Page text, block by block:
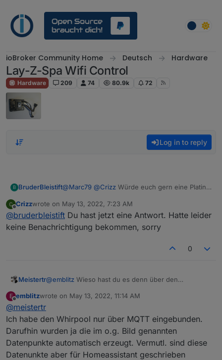
ioBroker Community Home Deutsch Hardware
Lay-Z-Spa Wifi Control
Hardware 209 74 80.9k 72
Log in to reply
B BruderBleistift@Marc79 @Crizz Würde euch gern eine Platine
Nachrichten bei euch nicht anzukommen?
Offline
Crizzwrote on May 13, 2022, 7:23 AM
last edited by
@bruderbleistift Du hast jetzt eine Antwort. Hatte leider
keine Benachrichtigung bekommen, sorry
0
Meistertr@emblitz Wieso hast du es denn über den
direkt über den mqtt adapter..
E
Offline
emblitzwrote on May 13, 2022, 11:14 AM
last edited by
@meistertr
Ich habe den Whirpool nur über MQTT eingebunden.
Darufhin wurden ja die im o.g. Bild genannten
Datenpunkte automatisch erzeugt. Vermutl. sind diese
Datenunkte aber für Homeassistant geschrieben